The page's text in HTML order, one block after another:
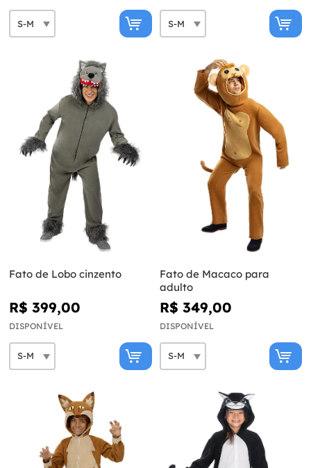
Fato de Lobo cinzento
R$ 399,00
DISPONÍVEL
Fato de Macaco para
adulto
R$ 349,00
DISPONÍVEL